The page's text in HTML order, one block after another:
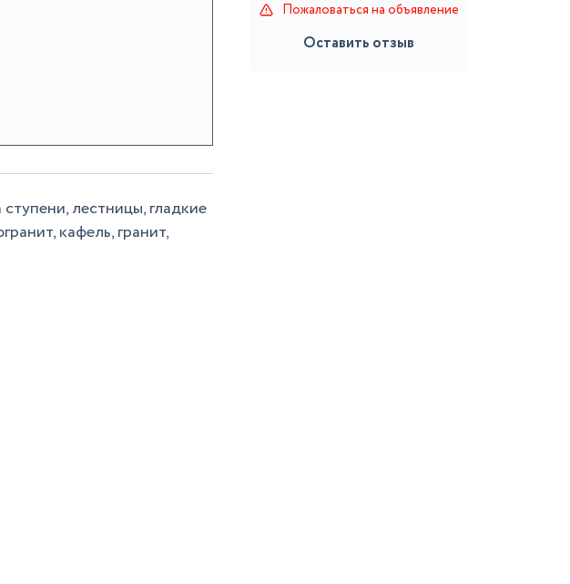
лестницы, гладкие
кафель, гранит,
Пожаловаться на объявление
Оставить отзыв